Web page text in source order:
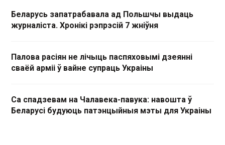
Беларусь запатрабавала ад Польшчы выдаць
журналіста. Хронікі рэпрэсій 7 жніўня
Палова расіян не лічыць паспяховымі дзеянні
сваёй арміі ў вайне супраць Украіны
Са спадзевам на Чалавека-павука: навошта ў
Беларусі будуюць патэнцыйныя мэты для Украіны